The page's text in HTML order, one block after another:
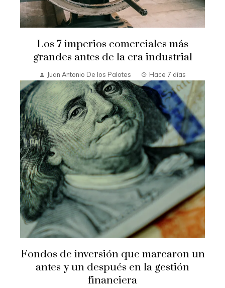
Los 7 imperios comerciales más
grandes antes de la era industrial
Juan Antonio De los Palotes Hace 7 días
Fondos de inversión que marcaron un
antes y un después en la gestión
financiera